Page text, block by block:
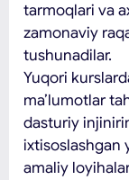
tarmoqlari va
zamonaviy
tushunadilar.
Yuqori
ma’lumotlar
dasturiy
ixtisoslashgan
amaliy